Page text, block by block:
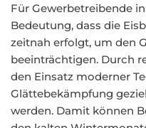
Für Gewerbetreibende
Bedeutung, dass die
zeitnah erfolgt, um den
beeinträchtigen. Durch
den Einsatz moderner
Glättebekämpfung
werden. Damit können